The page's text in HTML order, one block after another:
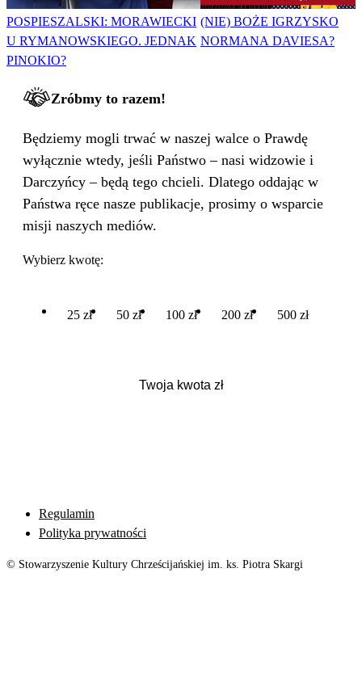
POSPIESZALSKI: MORAWIECKI
U RYMANOWSKIEGO. JEDNAK
PINOKIO?
(NIE) BOŻE IGRZYSKO
NORMANA DAVIESA?
Zróbmy to razem!
Będziemy mogli trwać w naszej walce o Prawdę
wyłącznie wtedy, jeśli Państwo – nasi widzowie i
Darczyńcy – będą tego chcieli. Dlatego oddając w
Państwa ręce nasze publikacje, prosimy o wsparcie
misji naszych mediów.
Wybierz kwotę:
25 zł 50 zł 100 zł 200 zł 500 zł
Regulamin
Polityka prywatności
© Stowarzyszenie Kultury Chrześcijańskiej im. ks. Piotra Skargi